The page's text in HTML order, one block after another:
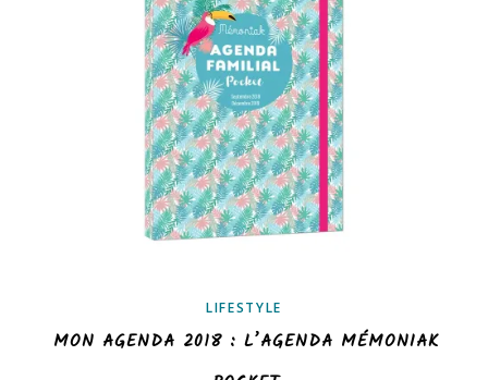
LIFESTYLE
MON AGENDA 2018 : L’AGENDA MÉMONIAK